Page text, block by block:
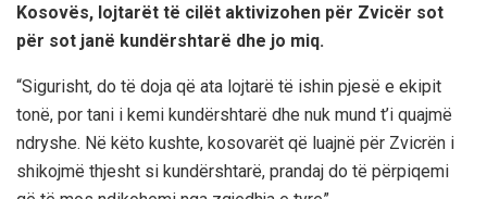
Kosovës, lojtarët të cilët aktivizohen për Zvicër sot
për sot janë kundërshtarë dhe jo miq.
“Sigurisht, do të doja që ata lojtarë të ishin pjesë e ekipit
tonë, por tani i kemi kundërshtarë dhe nuk mund t’i quajmë
ndryshe. Në këto kushte, kosovarët që luajnë për Zvicrën i
shikojmë thjesht si kundërshtarë, prandaj do të përpiqemi